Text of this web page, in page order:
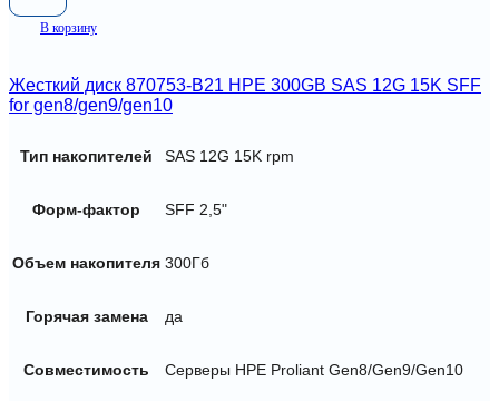
В корзину
Жесткий диск 870753-B21 HPE 300GB SAS 12G 15K SFF
for gen8/gen9/gen10
Тип накопителей SAS 12G 15K rpm
Форм-фактор SFF 2,5"
Объем накопителя 300Гб
Горячая замена да
Совместимость Серверы HPE Proliant Gen8/Gen9/Gen10